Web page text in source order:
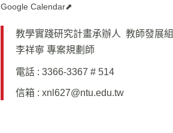
Google Calendar⬈
教學實踐研究計畫承辦人 教師發展組
李祥寧 專案規劃師
電話 : 3366-3367 # 514
信箱 : xnl627@ntu.edu.tw